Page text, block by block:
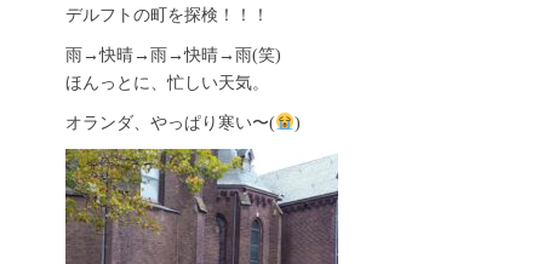
デルフトの町を探検！！！
雨→快晴→雨→快晴→雨(笑)
ほんっとに、忙しい天気。
オランダ、やっぱり寒い〜( )